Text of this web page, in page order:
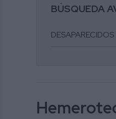
BÚSQUEDA